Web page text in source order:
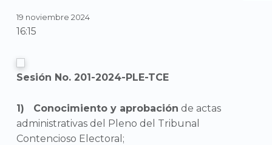
19 noviembre 2024
16:15
Sesión No. 201-2024-PLE-TCE
Conocimiento y aprobación de actas
administrativas del Pleno del Tribunal
Contencioso Electoral;